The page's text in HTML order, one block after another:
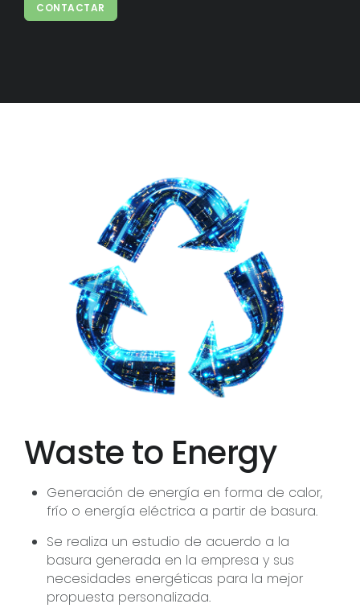
CONTACTAR
Waste to Energy
Generación de energía en forma de calor,
frío o energía eléctrica a partir de basura.
Se realiza un estudio de acuerdo a la
basura generada en la empresa y sus
necesidades energéticas para la mejor
propuesta personalizada.